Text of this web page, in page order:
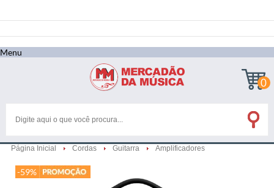
Menu
0
Página Inicial Cordas Guitarra Amplificadores
-59%